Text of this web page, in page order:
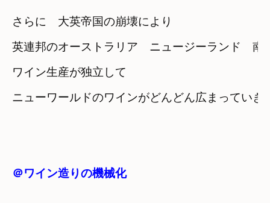
さらに　大英帝国の崩壊により
英連邦のオーストラリア　ニュージーランド　南
ワイン生産が独立して
＠ワイン造りの機械化